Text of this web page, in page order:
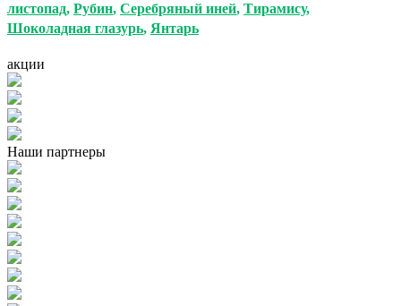
листопад, Рубин, Серебряный иней, Тирамису,
Шоколадная глазурь, Янтарь
акции
Наши партнеры